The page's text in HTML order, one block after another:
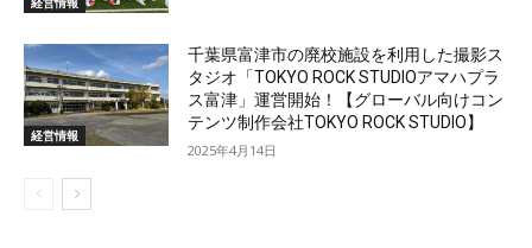
経営情報
千葉県富津市の廃校施設を利用した撮影ス
タジオ「TOKYO ROCK STUDIOアマハプラ
ス富津」運営開始！【グローバル向けコン
テンツ制作会社TOKYO ROCK STUDIO】
2025年4月14日